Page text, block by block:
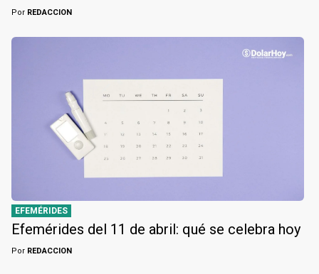
Por REDACCION
EFEMÉRIDES
Efemérides del 11 de abril: qué se celebra hoy
Por REDACCION